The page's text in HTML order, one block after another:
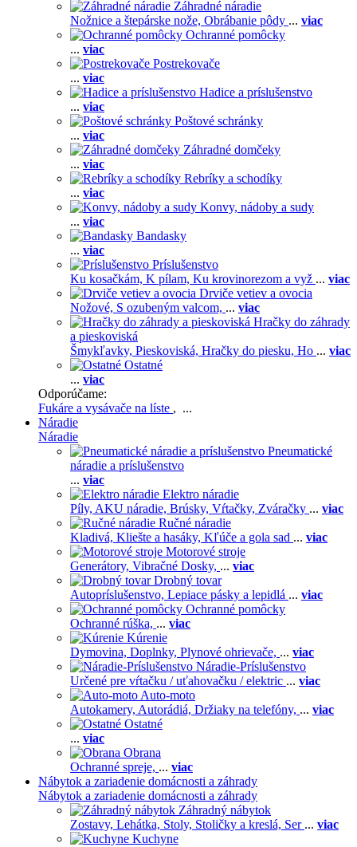
Záhradné náradie
Nožnice a štepárske nože, Obrábanie pôdy ... viac
Ochranné pomôcky
... viac
Postrekovače
... viac
Hadice a príslušenstvo
... viac
Poštové schránky
... viac
Záhradné domčeky
... viac
Rebríky a schodíky
... viac
Konvy, nádoby a sudy
... viac
Bandasky
... viac
Príslušenstvo
Ku kosačkám, K pílam, Ku krovinorezom a vyž ... viac
Drviče vetiev a ovocia
Nožové, S ozubeným valcom, ... viac
Hračky do záhrady
a pieskoviská
Šmykľavky, Pieskoviská, Hračky do piesku, Ho ... viac
Ostatné
... viac
Odporúčame:
Fukáre a vysávače na líste , ...
Náradie
Náradie
Pneumatické
náradie a príslušenstvo
... viac
Elektro náradie
Píly, AKU náradie, Brúsky, Vŕtačky, Zváračky ... viac
Ručné náradie
Kladivá, Kliešte a hasáky, Kľúče a gola sad ... viac
Motorové stroje
Generátory, Vibračné Dosky, ... viac
Drobný tovar
Autopríslušenstvo, Lepiace pásky a lepidlá ... viac
Ochranné pomôcky
Ochranné rúška, ... viac
Kúrenie
Dymovina, Doplnky, Plynové ohrievače, ... viac
Náradie-Príslušenstvo
Určené pre vŕtačku / uťahovačku / elektric ... viac
Auto-moto
Autokamery, Autorádiá, Držiaky na telefóny, ... viac
Ostatné
... viac
Obrana
Ochranné spreje, ... viac
Nábytok a zariadenie domácnosti a záhrady
Nábytok a zariadenie domácnosti a záhrady
Záhradný nábytok
Zostavy, Lehátka, Stoly, Stoličky a kreslá, Ser ... viac
Kuchyne